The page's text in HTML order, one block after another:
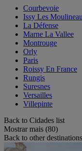
Courbevoie
Issy Les
La Défense
Marne La Vallee
Montrouge
Orly
Paris
Roissy En France
Rungis
Suresnes
Versailles
Villepinte
Back to Cidades list
Mostrar mais (80)
Back to other